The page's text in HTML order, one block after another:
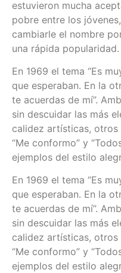
estuvieron mucha
pobre entre los
cambiarle el nombre
una rápida popularidad.
En 1969 el tema “Es
que esperaban. En la
te acuerdas de mí”.
sin descuidar las más
calidez artísticas,
“Me conformo” y
ejemplos del estilo
En 1969 el tema “Es
que esperaban. En la
te acuerdas de mí”.
sin descuidar las más
calidez artísticas,
“Me conformo” y
ejemplos del estilo